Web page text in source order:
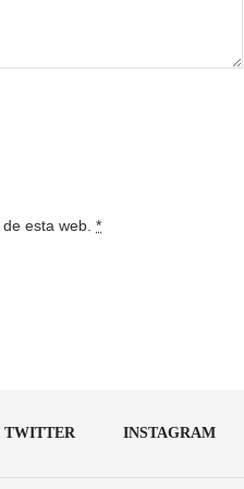
esta web. *
TWITTER INSTAGRAM